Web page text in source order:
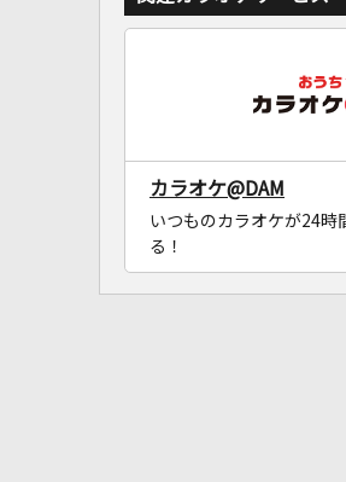
カラオケ@DAM
いつものカラオケが24時
る！